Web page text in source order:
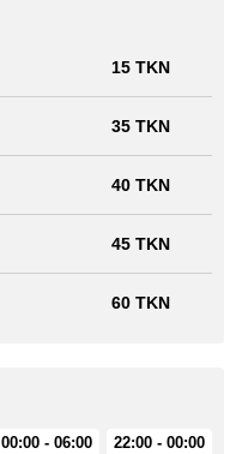
15 TKN
35 TKN
40 TKN
45 TKN
60 TKN
00:00 - 06:00 22:00 - 00:00